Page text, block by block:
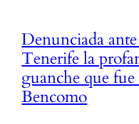
Denunciada
Tenerife la
guanche que
Bencomo